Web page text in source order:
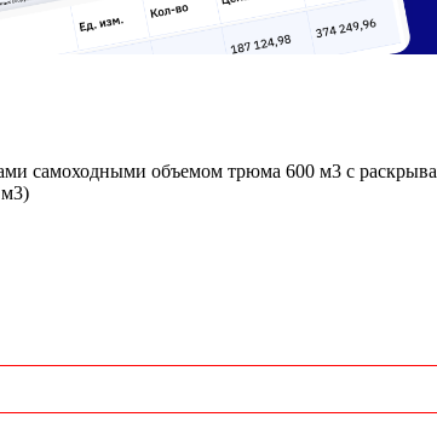
самоходными объемом трюма 600 м3 с